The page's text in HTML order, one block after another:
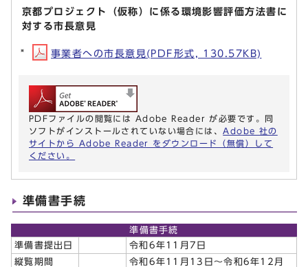
京都プロジェクト（仮称）に係る環境影響評価方法書に
対する市長意見
事業者への市長意見(PDF形式, 130.57KB)
PDFファイルの閲覧には Adobe Reader が必要です。同
ソフトがインストールされていない場合には、 Adobe 社の
サイトから Adobe Reader をダウンロード（無償）して
ください。
準備書手続
準備書手続
準備書提出日
令和6年11月7日
縦覧期間
令和6年11月13日～令和6年12月